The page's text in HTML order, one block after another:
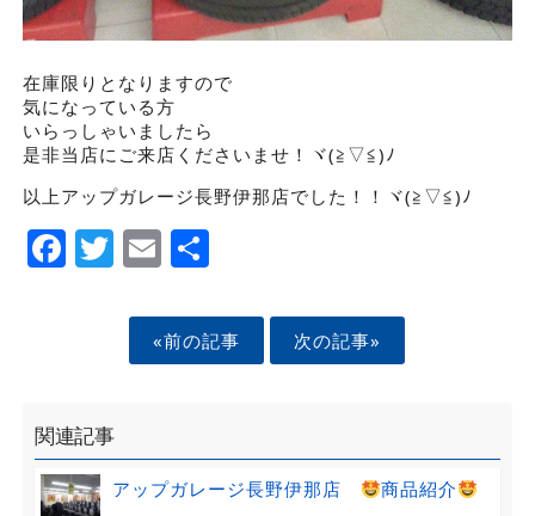
在庫限りとなりますので
気になっている方
いらっしゃいましたら
是非当店にご来店くださいませ！ヾ(≧▽≦)ﾉ
以上アップガレージ長野伊那店でした！！ヾ(≧▽≦)ﾉ
Facebook
Twitter
EmailShare
«前の記事 次の記事»
関連記事
アップガレージ長野伊那店 商品紹介